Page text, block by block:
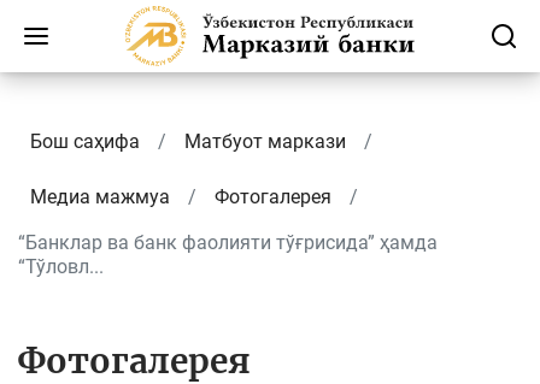
Бош саҳифа Матбуот маркази
Медиа мажмуа
Фотогалерея
“Банклар ва банк фаолияти тўғрисида” ҳамда
“Тўловл...
Фотогалерея